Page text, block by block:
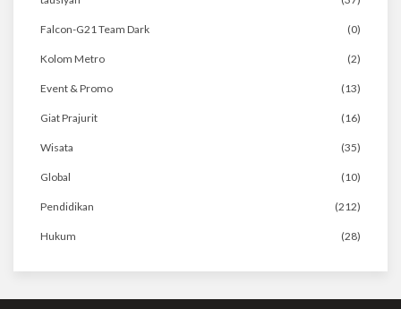
Falcon-G21 Team Dark (0)
Kolom Metro (2)
Event & Promo (13)
Giat Prajurit (16)
Wisata (35)
Global (10)
Pendidikan (212)
Hukum (28)